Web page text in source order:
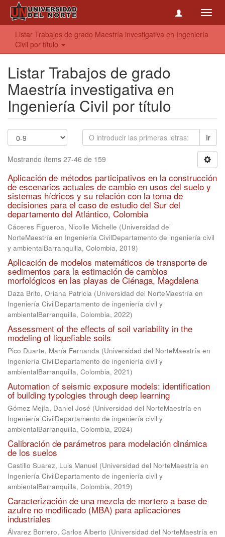
Listar Trabajos de grado Maestría investigativa en Ingeniería
Civil por título
Listar Trabajos de grado
Maestría investigativa en
Ingeniería Civil por título
Ir
Mostrando ítems 27-46 de 159
Aplicación de métodos participativos en la construcción
de escenarios actuales de cambio en usos del suelo y
sistemas hídricos y su relación con la toma de
decisiones para el caso de estudio del Sur del
departamento del Atlántico, Colombia
Cáceres Figueroa, Nicolle Michelle (Universidad del
NorteMaestría en Ingeniería CivilDepartamento de ingeniería civil
y ambientalBarranquilla, Colombia, 2019)
Aplicación de modelos matemáticos de transporte de
sedimentos para la estimación de cambios
morfológicos en las playas de Ciénaga, Magdalena
Daza Brito, Oriana Patricia (Universidad del NorteMaestría en
Ingeniería CivilDepartamento de ingeniería civil y
ambientalBarranquilla, Colombia, 2022)
Assessment of the effects of soil variability in the
modeling of liquefiable soils
Pico Duarte, María Fernanda (Universidad del NorteMaestría en
Ingeniería CivilDepartamento de ingeniería civil y
ambientalBarranquilla, Colombia, 2021)
Automation of seismic exposure models: identification
of building typologies through deep learning
Gómez Mejía, Daniel José (Universidad del NorteMaestría en
Ingeniería CivilDepartamento de ingeniería civil y
ambientalBarranquilla, Colombia, 2024)
Calibración de parámetros para modelación dinámica
de los suelos
Castillo Suarez, Luis Manuel (Universidad del NorteMaestría en
Ingeniería CivilDepartamento de ingeniería civil y
ambientalBarranquilla, Colombia, 2019)
Caracterización de una mezcla de mortero a base de
azufre no modificado (MBA) para aplicaciones
industriales
Álvarez Borrero, Carlos Alberto (Universidad del NorteMaestría en